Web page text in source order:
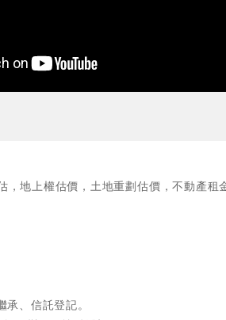
地上權估價，土地重劃估價，不動產
、信託登記。